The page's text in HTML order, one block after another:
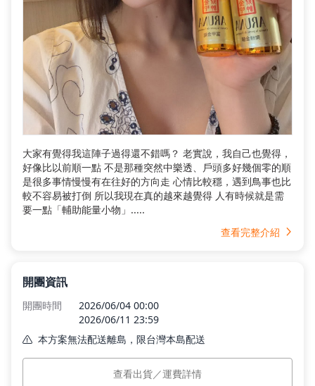
大家有覺得我這陣子過得還不錯嗎？ 老實說，我自己也覺得，
好像比以前順一點 不是那種突然中樂透、戶頭多好幾個零的順
是很多事情慢慢有在往好的方向走 心情比較穩，遇到鳥事也比
較不容易被打倒 所以我現在真的越來越覺得 人有時候就是需
要一點「輔助能量小物」.....
查看完整介紹
開團資訊
開團時間
2026/06/04 00:00
2026/06/11 23:59
本方案無法配送離島，限台灣本島配送
本島運費
$0
訂單付款完成後 7 個工作日內依訂單順序出貨。
查看出貨／運費詳情